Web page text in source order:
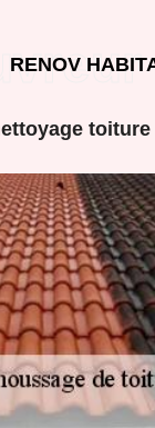
RENOV